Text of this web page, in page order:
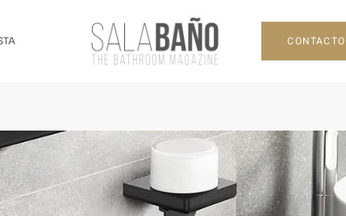
CONTACTO